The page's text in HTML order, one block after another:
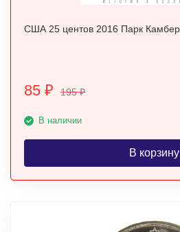
85 ₽ 195₽
В наличии
В корзину